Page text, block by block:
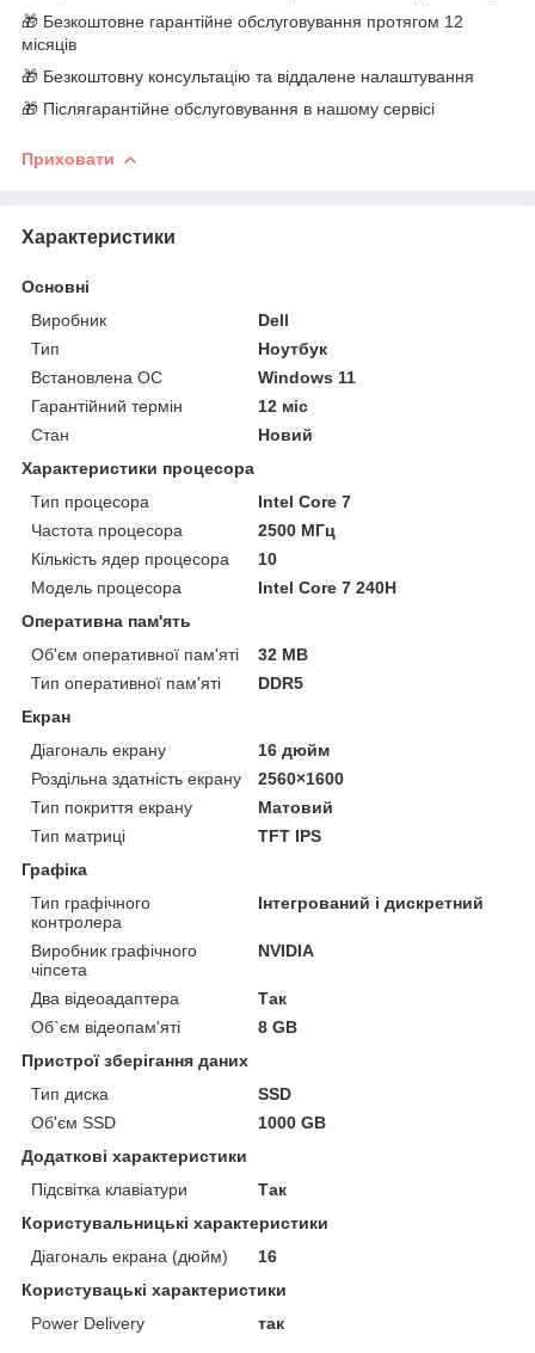
🎁 Безкоштовне гарантійне обслуговування протягом 12
місяців
🎁 Безкоштовну консультацію та віддалене налаштування
🎁 Післягарантійне обслуговування в нашому сервісі
Приховати
Характеристики
Основні
Виробник
Dell
Тип
Ноутбук
Встановлена ОС
Windows 11
Гарантійний термін
12 міс
Стан
Новий
Характеристики процесора
Тип процесора
Intel Core 7
Частота процесора
2500 МГц
Кількість ядер процесора
10
Модель процесора
Intel Core 7 240H
Оперативна пам'ять
Об'єм оперативної пам'яті
32 MB
Тип оперативної пам'яті
DDR5
Екран
Діагональ екрану
16 дюйм
Роздільна здатність екрану
2560×1600
Тип покриття екрану
Матовий
Тип матриці
TFT IPS
Графіка
Тип графічного
контролера
Інтегрований і дискретний
Виробник графічного
чіпсета
NVIDIA
Два відеоадаптера
Так
Об`єм відеопам'яті
8 GB
Пристрої зберігання даних
Тип диска
SSD
Об'єм SSD
1000 GB
Додаткові характеристики
Підсвітка клавіатури
Так
Користувальницькі характеристики
Діагональ екрана (дюйм)
16
Користувацькi характеристики
Power Delivery
так